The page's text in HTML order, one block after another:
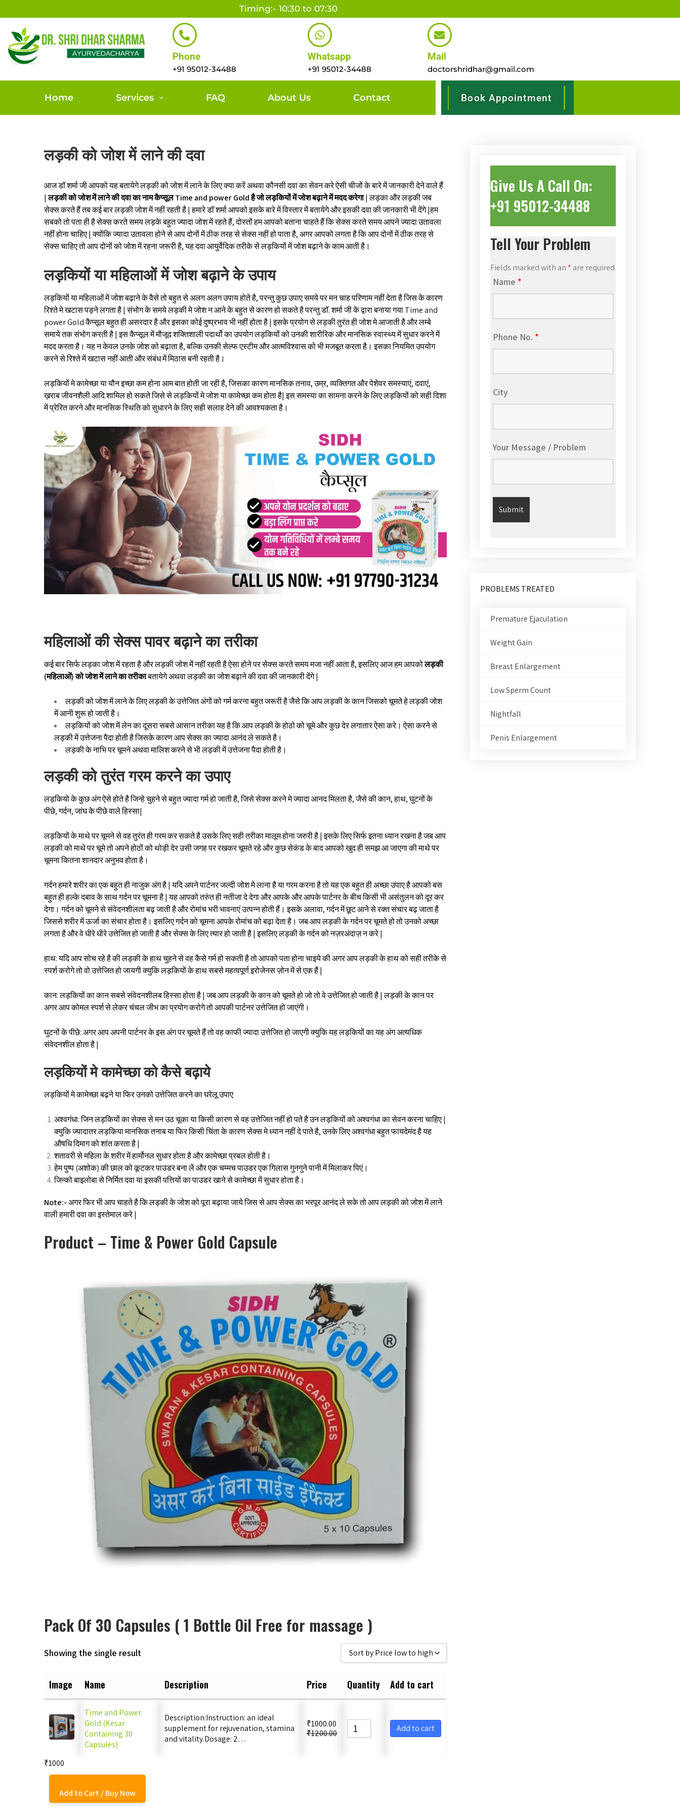
Timing:- 10:30 to 07:30
Phone
+91 95012-34488
Whatsapp
+91 95012-34488
Mail
doctorshridhar@gmail.com
Home Services FAQ About Us Contact Book Appointment
लड़की को जोश में लाने की दवा
आज डॉ शर्मा जी आपको यह बतायेगे लड़की को जोश में लाने के लिए क्या करें अथवा कौनसी दवा का सेवन करे ऐसी चीजों के बारे में जानकारी देने वाले हैं
|लड़की को जोश में लाने की दवा का नाम कैप्सूल Time and power Gold है जो लड़कियों में जोश बढ़ाने में मदद करेगा| लड़का और लड़की जब
सेक्स करते हैं तब कई बार लड़की जोश में नहीं रहती है | हमारे डॉ शर्मा आपको इसके बारे में विस्तार में बतायेगे और इसकी दवा की जानकारी भी देंगे |हम
सबको तो पता ही है सेक्स करते समय लड़के बहुत ज्यादा जोश में रहते हैं, दोस्तों हम आपको बताना चाहते हैं कि सेक्स करते समय आपने ज्यादा उतावला
नहीं होना चाहिए | क्योंकि ज्यादा उतावला होने से आप दोनों में ठीक तरह से सेक्स नहीं हो पाता है, अगर आपको लगता है कि आप दोनों में ठीक तरह से
सेक्स चाहिए तो आप दोनों को जोश में रहना जरूरी है, यह दवा आयुर्वेदिक तरीके से लड़कियों में जोश बढ़ाने के काम आती है।
लड़कियों या महिलाओं में जोश बढ़ाने के उपाय
लड़कियों या महिलाओं में जोश बढ़ाने के वैसे तो बहुत से अलग अलग उपाय होते है, परन्तु कुछ उपाए समये पर मन चाह परिणाम नहीं देता है जिस के कारण
रिश्ते मे खटास पड़ने लगता है | संभोग के समये लड़की मे जोश न आने के बहुत से कारण हो सकते है परन्तु डॉ. शर्मा जी के द्वारा बनाया गया Time and
power Gold कैप्सूल बहुत ही असरदार है और इसका कोई दुष्प्रभाव भी नहीं होता है | इसके प्रयोग से लड़की तुरंत ही जोश मे आजाती है और लम्बे
समाये तक संभोग करती है | इस कैप्सूल में मौजूद शक्तिशाली पदार्थो का उपयोग लड़कियों को उनकी शारीरिक और मानसिक स्वास्थ्य में सुधार करने में
मदद करता है। यह न केवल उनके जोश को बढ़ाता है, बल्कि उनकी सेल्फ एस्टीम और आत्मविश्वास को भी मजबूत करता है। इसका नियमित उपयोग
करने से रिश्ते में खटास नहीं आती और संबंध में मिठास बनी रहती है।
लड़कियों मे कामेच्छा या यौन इच्छा कम होना आम बात होती जा रही है, जिसका कारण मानसिक तनाव, उम्र, व्यक्तिगत और पेशेवर समस्याएं, दवाएं,
ख़राब जीवनशैली आदि शामिल हो सकते जिसे से लड़कियों मे जोश या कामेच्छा कम होता है| इस समस्या का सामना करने के लिए लड़कियों को सही दिशा
में प्रेरित करने और मानसिक स्थिति को सुधारने के लिए सही सलाह देने की आवश्यकता है।
महिलाओं की सेक्स पावर बढ़ाने का तरीका
कई बार सिर्फ लड़का जोश में रहता है और लड़की जोश में नहीं रहती है ऐसा होने पर सेक्स करते समय मजा नहीं आता है, इसलिए आज हम आपकोलड़की
(महिलाओं) को जोश में लाने का तरीकाबतायेगे अथवा लड़की का जोश बढ़ाने की दवा की जानकारी देंगे |
लड़की को जोश में लाने के लिए लड़की के उत्तेजित अंगों को गर्म करना बहुत जरूरी है जैसे कि आप लड़की के कान जिसको चूमते हे लड़की जोश
में आनी शुरू हो जाती है।
लड़कियों को जोश में लेन का दूसरा सबसे आसान तरीका यह है कि आप लड़की के होठो को चूमे और कुछ देर लगातार ऐसा करे। ऐसा करने से
लड़की में उत्तेजना पैदा होती है जिसके कारण आप सेक्स का ज्यादा आनंद ले सकते है।
लड़की के नाभि पर चूमने अथवा मालिश करने से भी लड़की में उत्तेजना पैदा होती है।
लड़की को तुरंत गरम करने का उपाए
लड़कियो के कुछ अंग ऐसे होते है जिन्हे चुहने से बहुत ज्यादा गर्म हो जाती है, जिसे सेक्स करने मे ज्यादा आनद मिलता है, जैसे की कान, हाथ, घुटनों के
पीछे, गर्दन, जांघ के पीछे वाले हिस्सा|
लड़कियों के माथे पर चूमने से वह तुरंत ही गरम कर सकते है उसके लिए सही तरीका मालूम होना जरुरी है | इसके लिए सिर्फ इतना ध्यान रखना है जब आप
लड़की को माथे पर चूमे तो अपने होठों को थोड़ी देर उसी जगह पर रखकर चूमते रहे और कुछ सेकंड के बाद आपको खुद ही समझ आ जाएगा की माथे पर
चूमना कितना शानदार अनुभव होता है।
गर्दन हमारे शरीर का एक बहुत ही नाजुक अंग है | यदि अपने पार्टनर जल्दी जोश मे लाना है या गरम करना है तो यह एक बहुत ही अच्छा उपाए है आपको बस
बहुत ही हल्के दबाव के साथ गर्दन पर चूमना है | यह आपको तरुंत ही नतीजा दे देगा और आपके और आपके पार्टनर के बीच किसी भी असंतुलन को दूर कर
देगा। गर्दन को चूमने से संवेदनशीलता बढ़ जाती है और रोमांच भरी भावनाएं उत्पन्न होती हैं। इसके अलावा, गर्दन में छूट आने से रक्त संचार बढ़ जाता है
जिससे शरीर में ऊर्जा का संचार होता है। इसलिए गर्दन को चूमना आपके रोमांच को बढ़ा देता है। जब आप लड़की के गर्दन पर चूमते हो तो उनको अच्छा
लगता है और वे धीरे धीरे उत्तेजित हो जाती है और सेक्स के लिए त्यार हो जाती है | इसलिए लड़की के गर्दन को नज़रअंदाज़ न करे |
हाथ: यदि आप सोच रहे है की लड़की के हाथ चुहने से वह कैसे गर्म हो सकती है तो आपको पता होना चाइये की अगर आप लड़की के हाथ को सही तरीके से
स्पर्श करोगे तो वो उत्तेजित हो जायगी क्युकि लड़कियों के हाथ सबसे महत्वपूर्ण इरोजेनस ज़ोन में से एक हैं |
कान: लड़कियों का कान सबसे संवेदनशीलब हिस्सा होता है | जब आप लड़की के कान को चूमते हो जो तो वे उत्तेजित हो जाती है | लड़की के कान पर
अगर आप कोमल स्पर्श से लेकर चंचल जीभ का प्रयोग करोगे तो आपकी पार्टनर उत्तेजित हो जाएंगी।
घुटनों के पीछे: अगर आप अपनी पार्टनर के इस अंग पर चूमते हैं तो वह काफी ज्यादा उत्तेजित हो जाएगी क्युकि यह लड़कियों का यह अंग अत्यधिक
संवेदनशील होता है |
लड़कियों मे कामेच्छा को कैसे बढ़ाये
लड़कियों मे कामेच्छा बढ़ने या फिर उनको उत्तेजित करने का घरेलू उपाए
अश्वगंधा: जिन लड़कियों का सेक्स से मन उठ चूका या किसी कारण से वह उत्तेजित नहीं हो पते है उन लड़कियों को अश्वगंधा का सेवन करना चाहिए |
क्युकि ज्यादातर लड़किया मानसिक तनाब या फिर किसी चिंता के कारण सेक्स मे ध्यान नहीं दे पाते है, उनके लिए अश्वगंधा बहुत फायदेमंद है यह
औषधि दिमाग को शांत करता है |
शतावरी से महिला के शरीर में हार्मोनल सुधार होता है और कामेच्छा प्रबल होती है।
हेम पुष्प (अशोक) की छाल को कूटकर पाउडर बना लें और एक चम्मच पाउडर एक गिलास गुनगुने पानी में मिलाकर पिएं।
जिन्को बाइलोबा से निर्मित दवा या इसकी पत्तियों का पाउडर खाने से कामेच्छा में सुधार होता है।
Note:-अगर फिर भी आप चाहते है कि लड़की के जोश को पूरा बढ़ाया जाये जिस से आप सेक्स का भरपूर आनंद ले सके तो आप लड़की को जोश में लाने
वाली हमारी दवा का इस्तेमाल करे |
Product – Time & Power Gold Capsule
Pack Of 30 Capsules ( 1 Bottle Oil Free for massage )
Showing the single result Sort by Price low to high
Sort by Rating
Sort by Price high to low
Image Name Description Price Quantity Add to cart
Time and Power
Gold (Kesar
Containing 30
Capsules)
Description:Instruction: an ideal
supplement for rejuvenation, stamina
and vitality.Dosage: 2…
₹1000.00
₹1200.00 Add to cart
₹1000
Add to Cart / Buy Now
Give Us A Call On:
+91 95012-34488
Tell Your Problem
Fields marked with an * are required
Name *
Phone No. *
City
Your Message / Problem
PROBLEMS TREATED
Premature Ejaculation
Weight Gain
Breast Enlargement
Low Sperm Count
Nightfall
Penis Enlargement